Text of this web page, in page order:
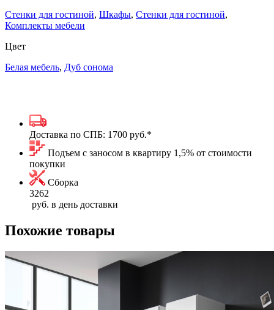
Стенки для гостиной, Шкафы, Стенки для гостиной,
Комплекты мебели
Цвет
Белая мебель, Дуб сонома
Доставка по СПБ: 1700 руб.*
Подъем с заносом в квартиру 1,5% от стоимости
покупки
Сборка
3262
руб. в день доставки
Похожие товары